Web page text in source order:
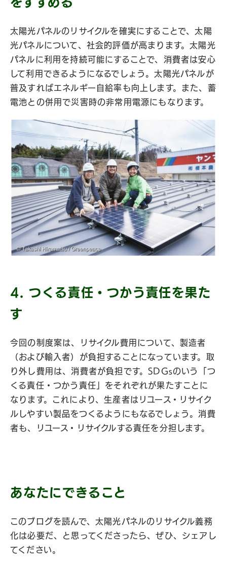
太陽光パネルのリサイクルを確実にすることで、太陽
光パネルについて、社会的評価が高まります。太陽光
パネルに利用を持続可能にすることで、消費者は安心
して利用できるようになるでしょう。太陽光パネルが
普及すればエネルギー自給率も向上します。また、蓄
電池との併用で災害時の非常用電源にもなります。
4. つくる責任・つかう責任を果た
す
今回の制度案は、リサイクル費用について、製造者
（および輸入者）が負担することになっています。取
り外し費用は、消費者が負担です。SDGsのいう「つ
くる責任・つかう責任」をそれぞれが果たすことに
なります。これにより、生産者はリユース・リサイク
ルしやすい製品をつくるようにもなるでしょう。消費
者も、リユース・リサイクルする責任を分担します。
あなたにできること
このブログを読んで、太陽光パネルのリサイクル義務
化は必要だ、と思ってくださったら、ぜひ、シェアし
てください。